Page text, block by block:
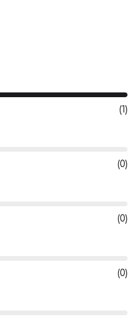
(1)
(0)
(0)
(0)